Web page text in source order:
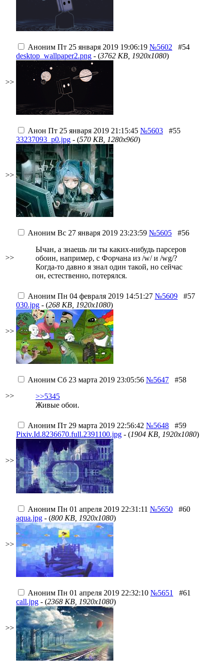
>>
Аноним Пт 25 января 2019 19:06:19 №5602
#54
desktop_wallpaper2.png - (3762 KB, 1920x1080)
>>
Анон Пт 25 января 2019 21:15:45 №5603
#55
33237093_p0.jpg - (570 KB, 1280x960)
>>
Аноним Вс 27 января 2019 23:23:59 №5605
#56
Ычан, а знаешь ли ты каких-нибудь парсеров
обоин, например, с Форчана из /w/ и /wg/?
Когда-то давно я знал один такой, но сейчас
он, естественно, потерялся.
>>
Аноним Пн 04 февраля 2019 14:51:27 №5609
#57
030.jpg - (268 KB, 1920x1080)
>>
Аноним Сб 23 марта 2019 23:05:56 №5647
#58
>>5345
Живые обои.
>>
Аноним Пт 29 марта 2019 22:56:42 №5648
#59
Pixiv.Id.8236670.full.2391100.jpg - (1904 KB, 1920x1080)
>>
Аноним Пн 01 апреля 2019 22:31:11 №5650
#60
aqua.jpg - (800 KB, 1920x1080)
>>
Аноним Пн 01 апреля 2019 22:32:10 №5651
#61
call.jpg - (2368 KB, 1920x1080)